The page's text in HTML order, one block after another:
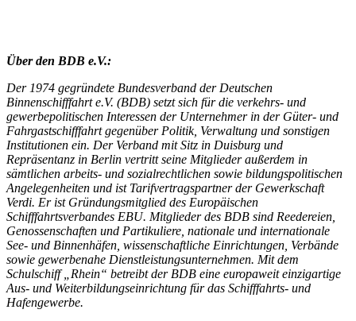
Über den BDB e.V.:
Der 1974 gegründete Bundesverband der Deutschen
Binnenschifffahrt e.V. (BDB) setzt sich für die verkehrs- und
gewerbepolitischen Interessen der Unternehmer in der Güter- und
Fahrgastschifffahrt gegenüber Politik, Verwaltung und sonstigen
Institutionen ein. Der Verband mit Sitz in Duisburg und
Repräsentanz in Berlin vertritt seine Mitglieder außerdem in
sämtlichen arbeits- und sozialrechtlichen sowie bildungspolitischen
Angelegenheiten und ist Tarifvertragspartner der Gewerkschaft
Verdi. Er ist Gründungsmitglied des Europäischen
Schifffahrtsverbandes EBU. Mitglieder des BDB sind Reedereien,
Genossenschaften und Partikuliere, nationale und internationale
See- und Binnenhäfen, wissenschaftliche Einrichtungen, Verbände
sowie gewerbenahe Dienstleistungsunternehmen. Mit dem
Schulschiff „Rhein“ betreibt der BDB eine europaweit einzigartige
Aus- und Weiterbildungseinrichtung für das Schifffahrts- und
Hafengewerbe.